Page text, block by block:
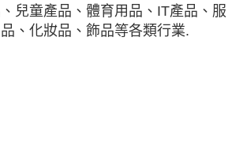
兒童產品、體育用品、IT產品、服
、化妝品、飾品等各類行業.